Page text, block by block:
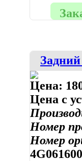
Цена:
Цена с
Номер
Номер